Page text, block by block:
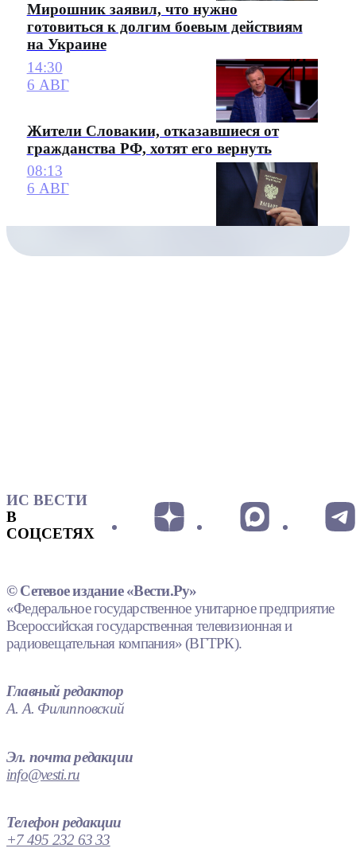
Мирошник заявил, что нужно
готовиться к долгим боевым действиям
на Украине
14:30
6 АВГ
Жители Словакии, отказавшиеся от
гражданства РФ, хотят его вернуть
08:13
6 АВГ
ИС ВЕСТИ
В
СОЦСЕТЯХ
© Сетевое издание «Вести.Ру»
«Федеральное государственное унитарное предприятие
Всероссийская государственная телевизионная и
радиовещательная компания» (ВГТРК).
Главный редактор
А. А. Филипповский
Эл. почта редакции
info@vesti.ru
Телефон редакции
+7 495 232 63 33